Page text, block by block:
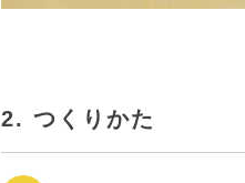
2. つくりかた